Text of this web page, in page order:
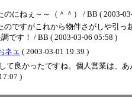
にねぇ～～（＾＾） / BB ( 2003-
のですがこれから物件さがしや引
です！ / BB ( 2003-03-06 05:58 )
ネェ ( 2003-03-01 19:39 )
て良かったですね。個人営業は、
)